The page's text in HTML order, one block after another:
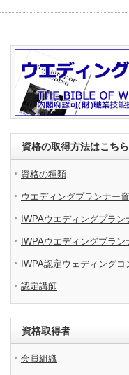
資格の取得方法はこちら
資格の種類
ウエディングプランナー
IWPAウエディングプラ
IWPAウエディングプラ
IWPA認定ウェディングコ
認定講師
資格取得者
会員組織